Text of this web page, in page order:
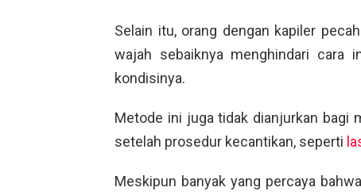
Selain itu, orang dengan kapiler
wajah sebaiknya menghindari cara
kondisinya.
Metode ini juga tidak dianjurkan bagi
setelah prosedur kecantikan, seperti
Meskipun banyak yang percaya